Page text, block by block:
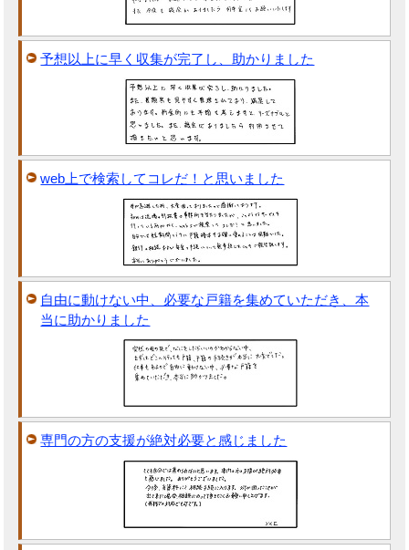
予想以上に早く収集が完了し、助かりました
web上で検索してコレだ！と思いました
自由に動けない中、必要な戸籍を集めていただき、本
当に助かりました
専門の方の支援が絶対必要と感じました